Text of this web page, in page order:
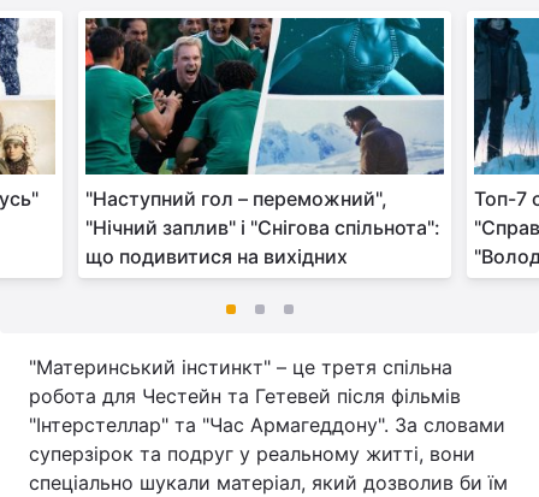
"Наступний гол – переможний",
"Нічний заплив" і "Снігова спільнота":
що подивитися на вихідних
Топ-7
"Материнський інстинкт" – це третя спільна
робота для Честейн та Гетевей після фільмів
"Інтерстеллар" та "Час Армагеддону". За словами
суперзірок та подруг у реальному житті, вони
спеціально шукали матеріал, який дозволив би їм